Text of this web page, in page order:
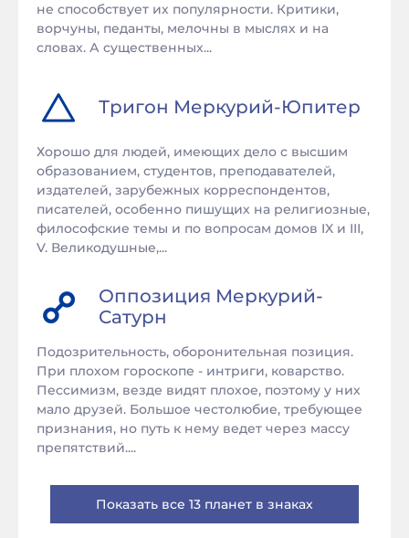
не способствует их популярности. Критики,
ворчуны, педанты, мелочны в мыслях и на
словах. А существенных...
Тригон Меркурий-Юпитер
Хорошо для людей, имеющих дело с высшим
образованием, студентов, преподавателей,
издателей, зарубежных корреспондентов,
писателей, особенно пишущих на религиозные,
философские темы и по вопросам домов IX и III,
V. Великодушные,...
Оппозиция Меркурий-
Сатурн
Подозрительность, оборонительная позиция.
При плохом гороскопе - интриги, коварство.
Пессимизм, везде видят плохое, поэтому у них
мало друзей. Большое честолюбие, требующее
признания, но путь к нему ведет через массу
препятствий....
Показать все 13 планет в знаках